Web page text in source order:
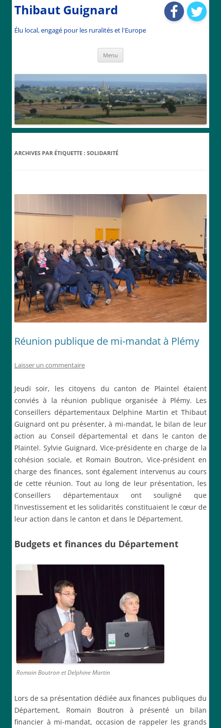
Thibaut Guignard
Élu local, engagé pour les ruralités et l'Europe
Menu
ARCHIVES PAR ÉTIQUETTE : SOLIDARITÉ
Réunion publique de mi-mandat à Plémy
Laisser un commentaire
Jeudi soir, les citoyens du canton de Plaintel étaient
conviés à la réunion publique organisée à Plémy. Les
Conseillers départementaux Delphine Martin et Thibaut
Guignard ont pu présenter, à mi-mandat, le bilan de leur
action au Conseil départemental et dans le canton de
Plaintel. Sylvie Guignard, Vice-présidente en charge de la
cohésion sociale, et Romain Boutron, Vice-président en
charge des finances, sont également intervenus au cours
de cette réunion. Tout au long de leur présentation, les
Conseillers départementaux ont souligné que
l’investissement et les solidarités constituaient le cœur de
leur action dans le canton et dans le Département.
Budgets et finances du Département
Romain Boutron et Delphine Martin
Lors de sa présentation dédiée aux finances publiques du
Département, Romain Boutron à présenté un bilan
financier à mi-mandat, occasion de rappeler les grands